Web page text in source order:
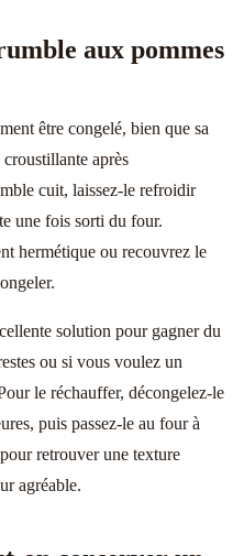
aux pommes
être congelé, bien que sa
après
cuit, laissez-le refroidir
une fois sorti du four.
hermétique ou recouvrez le
solution pour gagner du
ou si vous voulez un
le réchauffer, décongelez-le
puis passez-le au four à
retrouver une texture
agréable.